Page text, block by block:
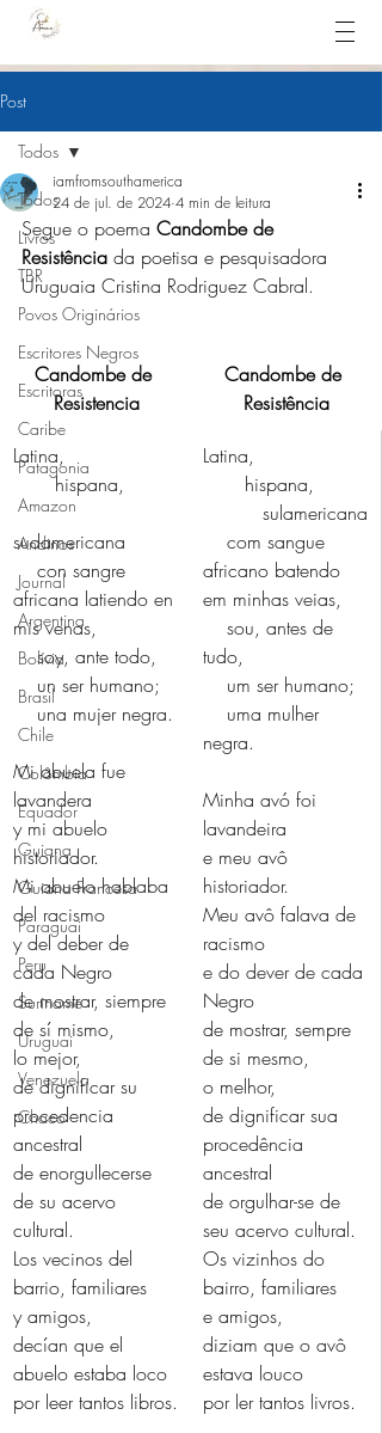
Post
Todos
Livros
TBR
Povos Originários
Escritores Negros
Escritoras
Caribe
Patagonia
Amazon
Andinos
Journal
Argentina
Bolívia
Brasil
Chile
Colômbia
Equador
Guiana
Guiana Francesa
Paraguai
Peru
Suriname
Uruguai
Venezuela
Chaco
Todos
iamfromsouthamerica
24 de jul. de 2024 4 min de leitura
Segue o poema Candombe de
Resistência da poetisa e pesquisadora
Uruguaia Cristina Rodriguez Cabral.
Candombe de
Resistencia
Candombe de
Resistência
Latina,
hispana,
sudamericana
con sangre
africana latiendo en
mis venas,
soy, ante todo,
un ser humano;
una mujer negra.
Mi abuela fue
lavandera
y mi abuelo
historiador.
Mi abuelo hablaba
del racismo
y del deber de
cada Negro
de mostrar, siempre
de sí mismo,
lo mejor,
de dignificar su
procedencia
ancestral
de enorgullecerse
de su acervo
cultural.
Los vecinos del
barrio, familiares
y amigos,
decían que el
abuelo estaba loco
por leer tantos libros.
Latina,
hispana,
sulamericana
com sangue
africano batendo
em minhas veias,
sou, antes de
tudo,
um ser humano;
uma mulher
negra.
Minha avó foi
lavandeira
e meu avô
historiador.
Meu avô falava de
racismo
e do dever de cada
Negro
de mostrar, sempre
de si mesmo,
o melhor,
de dignificar sua
procedência
ancestral
de orgulhar-se de
seu acervo cultural.
Os vizinhos do
bairro, familiares
e amigos,
diziam que o avô
estava louco
por ler tantos livros.